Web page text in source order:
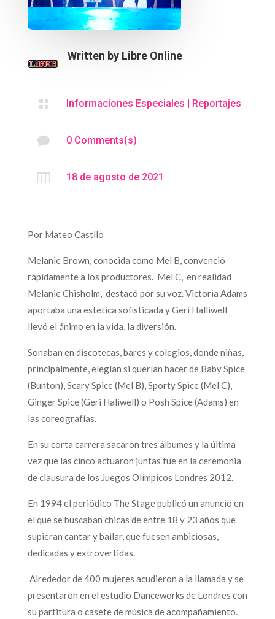
Written by Libre Online
 Informaciones Especiales | Reportajes
 0 Comments(s)
 18 de agosto de 2021
Por Mateo Castllo
Melanie Brown, conocida como Mel B, convenció
rápidamente a los productores. Mel C, en realidad
Melanie Chisholm, destacó por su voz. Victoria Adams
aportaba una estética sofisticada y Geri Halliwell
llevó el ánimo en la vida, la diversión.
Sonaban en discotecas, bares y colegios, donde niñas,
principalmente, elegían si querían hacer de Baby Spice
(Bunton), Scary Spice (Mel B), Sporty Spice (Mel C),
Ginger Spice (Geri Haliwell) o Posh Spice (Adams) en
las coreografías.
En su corta carrera sacaron tres álbumes y la última
vez que las cinco actuaron juntas fue en la ceremonia
de clausura de los Juegos Olímpicos Londres 2012.
En 1994 el periódico The Stage publicó un anuncio en
el que se buscaban chicas de entre 18 y 23 años que
supieran cantar y bailar, que fuesen ambiciosas,
dedicadas y extrovertidas.
Alrededor de 400 mujeres acudieron a la llamada y se
presentaron en el estudio Danceworks de Londres con
su partitura o casete de música de acompañamiento.